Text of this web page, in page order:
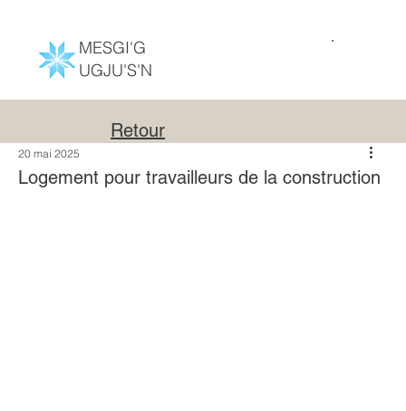
MESGI'G
UGJU'S'N
Retour
Logement pour travailleurs de la construction
20 mai 2025